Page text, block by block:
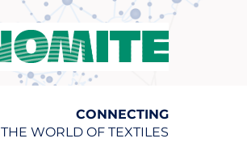
CONNECTING
THE WORLD OF TEXTILES